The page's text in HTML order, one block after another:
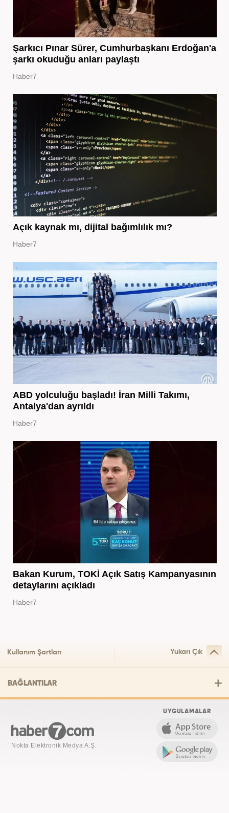
Şarkıcı Pınar Sürer, Cumhurbaşkanı Erdoğan'a
şarkı okuduğu anları paylaştı
Haber7
Açık kaynak mı, dijital bağımlılık mı?
Haber7
ABD yolculuğu başladı! İran Milli Takımı,
Antalya'dan ayrıldı
Haber7
Bakan Kurum, TOKİ Açık Satış Kampanyasının
detaylarını açıkladı
Haber7
Kullanım Şartları Yukarı Çık
BAĞLANTILAR
Nokta Elektronik Medya A.Ş.
UYGULAMALAR